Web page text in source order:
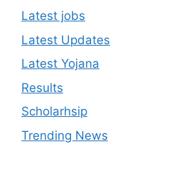
Latest jobs
Latest Updates
Latest Yojana
Results
Scholarhsip
Trending News